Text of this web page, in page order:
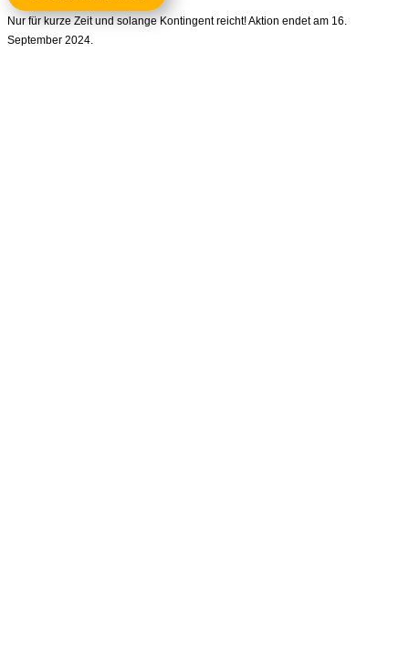
Nur für kurze Zeit und solange Kontingent reicht! Aktion endet am 16.
September 2024.